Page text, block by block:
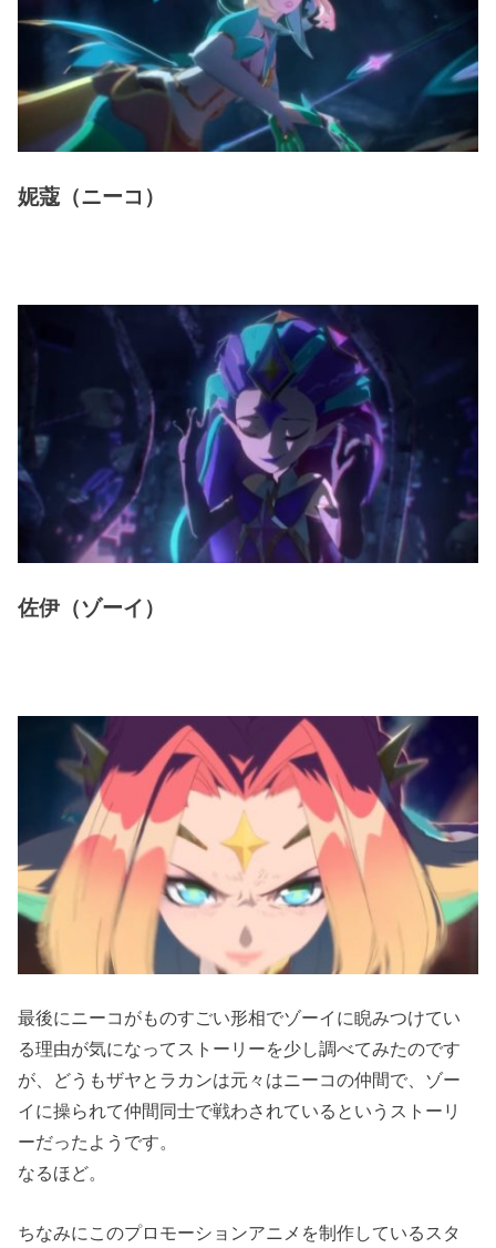
妮蔻（ニーコ）
佐伊（ゾーイ）
最後にニーコがものすごい形相でゾーイに睨みつけてい
る理由が気になってストーリーを少し調べてみたのです
が、どうもザヤとラカンは元々はニーコの仲間で、ゾー
イに操られて仲間同士で戦わされているというストーリ
ーだったようです。
なるほど。
ちなみにこのプロモーションアニメを制作しているスタ